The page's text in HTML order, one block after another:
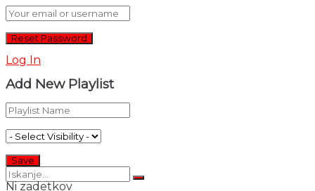
Log In
Add New Playlist
Ni zadetkov